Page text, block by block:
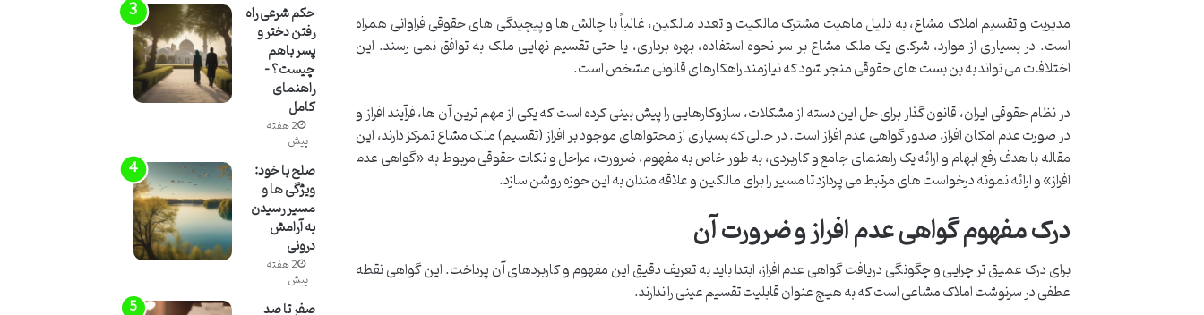
مدیریت و تقسیم املاک مشاع، به دلیل ماهیت مشترک مالکیت و تعدد مالکین، غالباً با چالش ها و پیچیدگی های حقوقی فراوانی همراه
است. در بسیاری از موارد، شرکای یک ملک مشاع بر سر نحوه استفاده، بهره برداری، یا حتی تقسیم نهایی ملک به توافق نمی رسند. این
اختلافات می تواند به بن بست های حقوقی منجر شود که نیازمند راهکارهای قانونی مشخص است.
در نظام حقوقی ایران، قانون گذار برای حل این دسته از مشکلات، سازوکارهایی را پیش بینی کرده است که یکی از مهم ترین آن ها، فرآیند افراز و
در صورت عدم امکان افراز، صدور گواهی عدم افراز است. در حالی که بسیاری از محتواهای موجود بر افراز (تقسیم) ملک مشاع تمرکز دارند، این
مقاله با هدف رفع ابهام و ارائه یک راهنمای جامع و کاربردی، به طور خاص به مفهوم، ضرورت، مراحل و نکات حقوقی مربوط به «گواهی عدم
افراز» و ارائه نمونه درخواست های مرتبط می پردازد تا مسیر را برای مالکین و علاقه مندان به این حوزه روشن سازد.
درک مفهوم گواهی عدم افراز و ضرورت آن
برای درک عمیق تر چرایی و چگونگی دریافت گواهی عدم افراز، ابتدا باید به تعریف دقیق این مفهوم و کاربردهای آن پرداخت. این گواهی نقطه
عطفی در سرنوشت املاک مشاعی است که به هیچ عنوان قابلیت تقسیم عینی را ندارند.
حکم شرعی راه
رفتن دختر و
پسر باهم
چیست؟ –
راهنمای
کامل
2 هفته
پیش
صلح با خود:
ویژگی ها و
مسیر رسیدن
به آرامش
درونی
2 هفته
پیش